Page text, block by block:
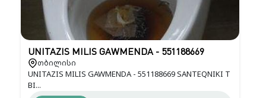
UNITAZIS MILIS GAWMENDA - 551188669
თბილისი
UNITAZIS MILIS GAWMENDA - 551188669 SANTEQNIKI T
BI...